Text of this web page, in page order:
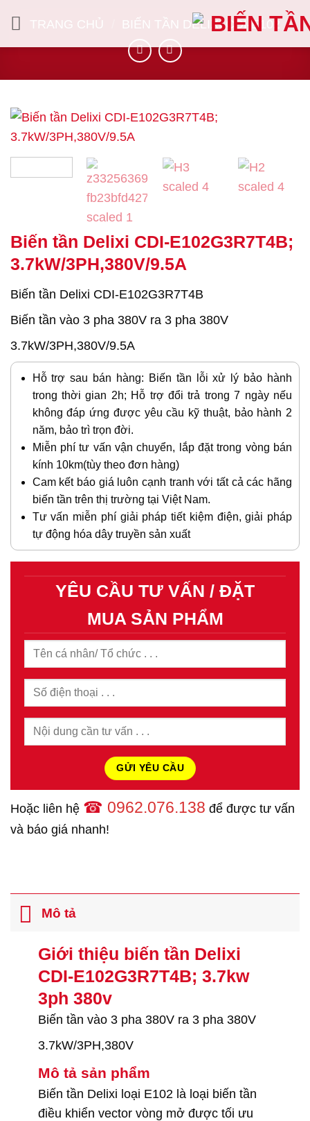
qua
nội
TRANG CHỦ BIẾN TẦN DELIXI CDI-E102
Biến tần Delixi CDI-E102G3R7T4B;
3.7kW/3PH,380V/9.5A
Biến tần Delixi CDI-E102G3R7T4B
Biến tần vào 3 pha 380V ra 3 pha 380V
3.7kW/3PH,380V/9.5A
Hỗ trợ sau bán hàng: Biến tần lỗi xử lý bảo hành
trong thời gian 2h; Hỗ trợ đổi trả trong 7 ngày nếu
không đáp ứng được yêu cầu kỹ thuật, bảo hành 2
năm, bảo trì trọn đời.
Miễn phí tư vấn vận chuyển, lắp đặt trong vòng bán
kính 10km(tùy theo đơn hàng)
Cam kết báo giá luôn cạnh tranh với tất cả các hãng
biến tần trên thị trường tại Việt Nam.
Tư vấn miễn phí giải pháp tiết kiệm điện, giải pháp
tự động hóa dây truyền sản xuất
YÊU CẦU TƯ VẤN / ĐẶT
MUA SẢN PHẨM
Hoặc liên hệ ☎ 0962.076.138 để được tư vấn
và báo giá nhanh!
Mô tả
Giới thiệu biến tần Delixi
CDI-E102G3R7T4B; 3.7kw
3ph 380v
Biến tần vào 3 pha 380V ra 3 pha 380V
3.7kW/3PH,380V
Mô tả sản phẩm
Biến tần Delixi loại E102 là loại biến tần
điều khiển vector vòng mở được tối ưu